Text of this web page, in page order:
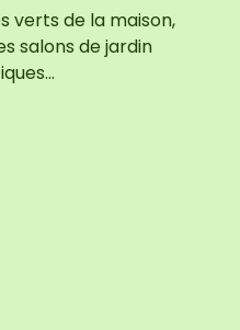
verts de la maison,
salons de jardin